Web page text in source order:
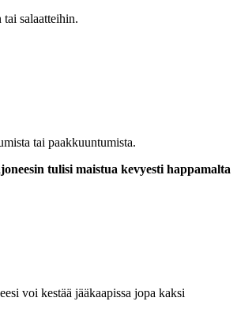
salaatteihin.
tai paakkuuntumista.
tulisi maistua kevyesti happamalta
voi kestää jääkaapissa jopa kaksi